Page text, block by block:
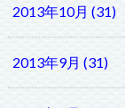
2013年10月 (31)
2013年9月 (31)